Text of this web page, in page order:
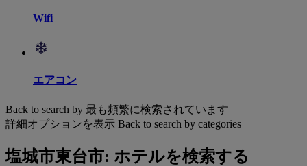
Wifi
エアコン
Back to search by 最も頻繁に検索されています
詳細オプションを表示 Back to search by categories
塩城市東台市: ホテルを検索する